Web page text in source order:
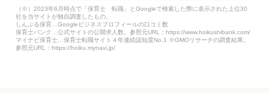
（※）2023年6月時点で「保育士 転職」とGoogleで検索した際に表示された上位30
社を当サイトが独自調査したもの。
しんぷる保育…Googleビジネスプロフィールの口コミ数
保育士バンク…公式サイトの公開求人数。参照元URL：https://www.hoikushibank.com/
マイナビ保育士…保育士転職サイト４年連続認知度No.1 ※GMOリサーチの調査結果。
参照元URL：https://hoiku.mynavi.jp/